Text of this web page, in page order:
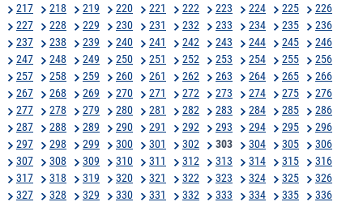
217
218 219 220 221 222 223 224 225
226
227
228 229 230 231 232 233 234 235
236
237
238 239 240 241 242 243 244 245
246
247
248 249 250 251 252 253 254 255
256
257
258 259 260 261 262 263 264 265
266
267
268 269 270 271 272 273 274 275
276
277
278 279 280 281 282 283 284 285
286
287
288 289 290 291 292 293 294 295
296
297
298 299 300 301 302 303 304 305
306
307
308 309 310 311 312 313 314 315
316
317
318 319 320 321 322 323 324 325
326
327
328 329 330 331 332 333 334 335
336